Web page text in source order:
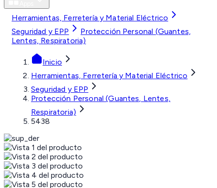
Herramientas, Ferretería y Material Eléctrico
Seguridad y EPP
Protección Personal (Guantes,
Lentes, Respiratoria)
Inicio
Herramientas, Ferretería y Material Eléctrico
Seguridad y EPP
Protección Personal (Guantes, Lentes,
Respiratoria)
5438